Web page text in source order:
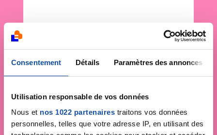
Consentement Détails Paramètres des annonces
Utilisation responsable de vos données
Nous et nos 1022 partenaires traitons vos données
personnelles, telles que votre adresse IP, en utilisant des